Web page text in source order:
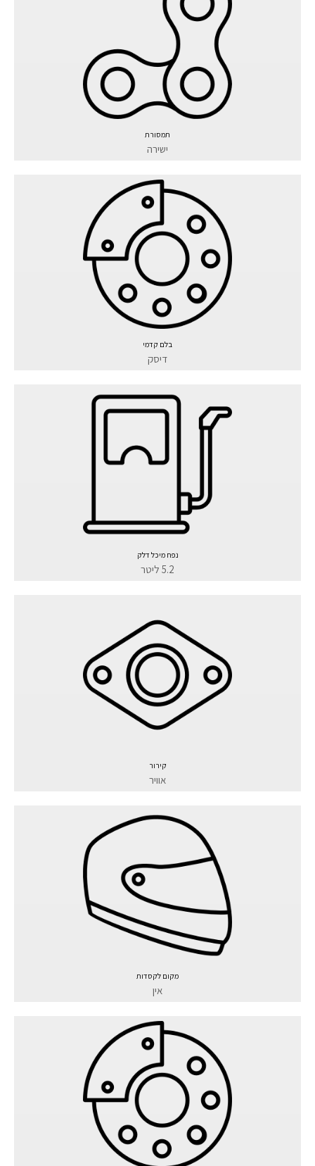
תמסורת
ישירה
בלם קדמי
דיסק
נפח מיכל דלק
5.2 ליטר
קירור
אוויר
מקום לקסדות
אין